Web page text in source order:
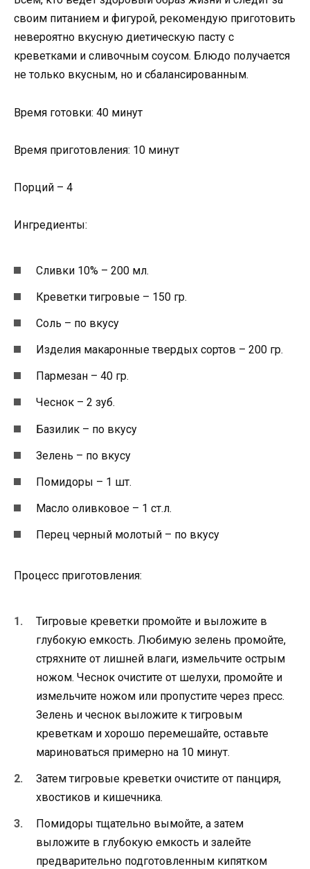
своим питанием и фигурой, рекомендую приготовить
невероятно вкусную диетическую пасту с
креветками и сливочным соусом. Блюдо получается
не только вкусным, но и сбалансированным.
Время готовки: 40 минут
Время приготовления: 10 минут
Порций – 4
Ингредиенты:
Сливки 10% – 200 мл.
Креветки тигровые – 150 гр.
Соль – по вкусу
Изделия макаронные твердых сортов – 200 гр.
Пармезан – 40 гр.
Чеснок – 2 зуб.
Базилик – по вкусу
Зелень – по вкусу
Помидоры – 1 шт.
Масло оливковое – 1 ст.л.
Перец черный молотый – по вкусу
Процесс приготовления:
Тигровые креветки промойте и выложите в
глубокую емкость. Любимую зелень промойте,
стряхните от лишней влаги, измельчите острым
ножом. Чеснок очистите от шелухи, промойте и
измельчите ножом или пропустите через пресс.
Зелень и чеснок выложите к тигровым
креветкам и хорошо перемешайте, оставьте
мариноваться примерно на 10 минут.
Затем тигровые креветки очистите от панциря,
хвостиков и кишечника.
Помидоры тщательно вымойте, а затем
выложите в глубокую емкость и залейте
предварительно подготовленным кипятком